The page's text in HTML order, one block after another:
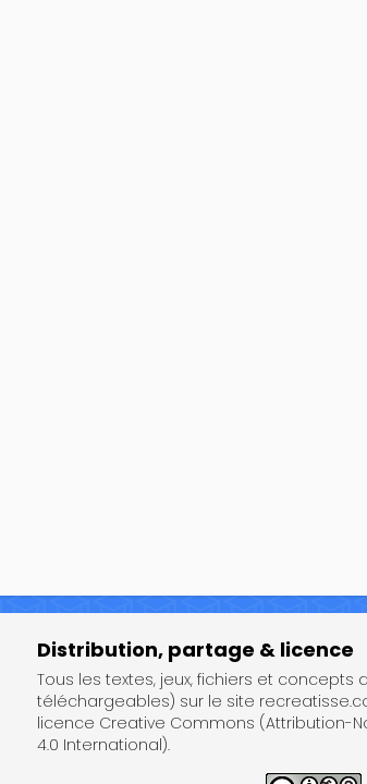
Distribution, partage & licence
Tous les textes, jeux, fichiers et concepts
téléchargeables) sur le site
licence Creative Commons (Attribution-
4.0 International).